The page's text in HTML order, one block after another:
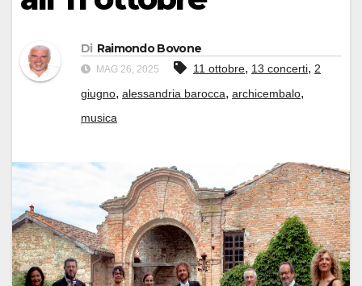
Di Raimondo Bovone
MAG 26, 2025 11 ottobre, 13 concerti, 2
giugno, alessandria barocca, archicembalo,
musica